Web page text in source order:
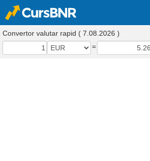
Convertor valutar rapid ( 7.08.2026 )
=